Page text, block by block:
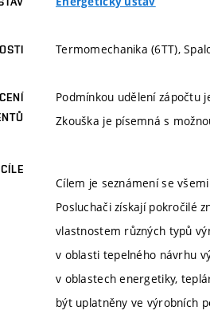
Termomechanika (6TT),
Podmínkou udělení zápočtu
Zkouška je písemná s
Cílem je seznámení se
Posluchači získají pokročilé
vlastnostem různých typů
v oblasti tepelného návrhu
v oblastech energetiky,
být uplatněny ve výrobních